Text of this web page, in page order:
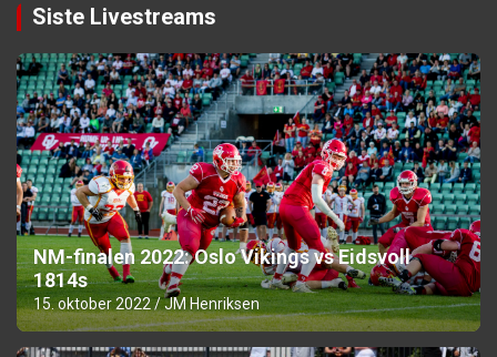
Siste Livestreams
NM-finalen 2022: Oslo Vikings vs Eidsvoll
1814s
15. oktober 2022 JM Henriksen